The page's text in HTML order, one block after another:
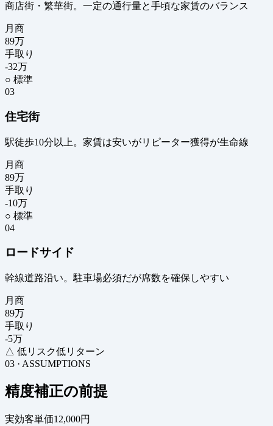
商店街・繁華街。一定の通行量と手頃な家賃のバランス
月商
89万
手取り
-32万
○ 標準
03
住宅街
駅徒歩10分以上。家賃は安いがリピーター獲得が生命線
月商
89万
手取り
-10万
○ 標準
04
ロードサイド
幹線道路沿い。駐車場必須だが席数を確保しやすい
月商
89万
手取り
-5万
△ 低リスク低リターン
03 · ASSUMPTIONS
精度補正の前提
実効客単価12,000円